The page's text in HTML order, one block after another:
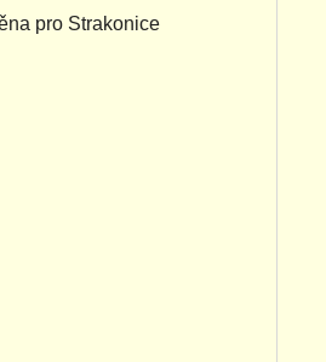
pro Strakonice